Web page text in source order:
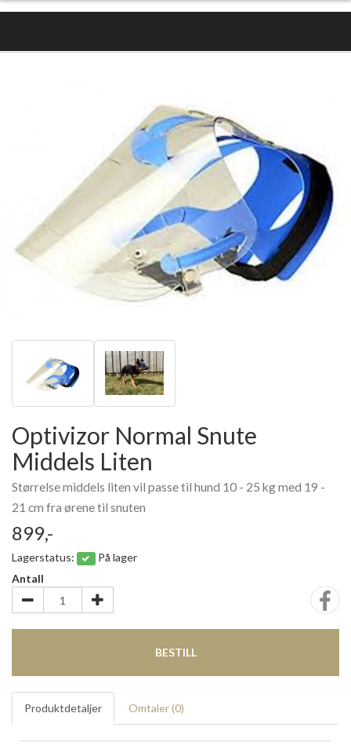
Optivizor Normal Snute
Middels Liten
Størrelse middels liten vil passe til hund 10 - 25 kg med 19 -
21 cm fra ørene til snuten
899,-
Lagerstatus:
På lager
Antall
BESTILL
Produktdetaljer Omtaler (0)